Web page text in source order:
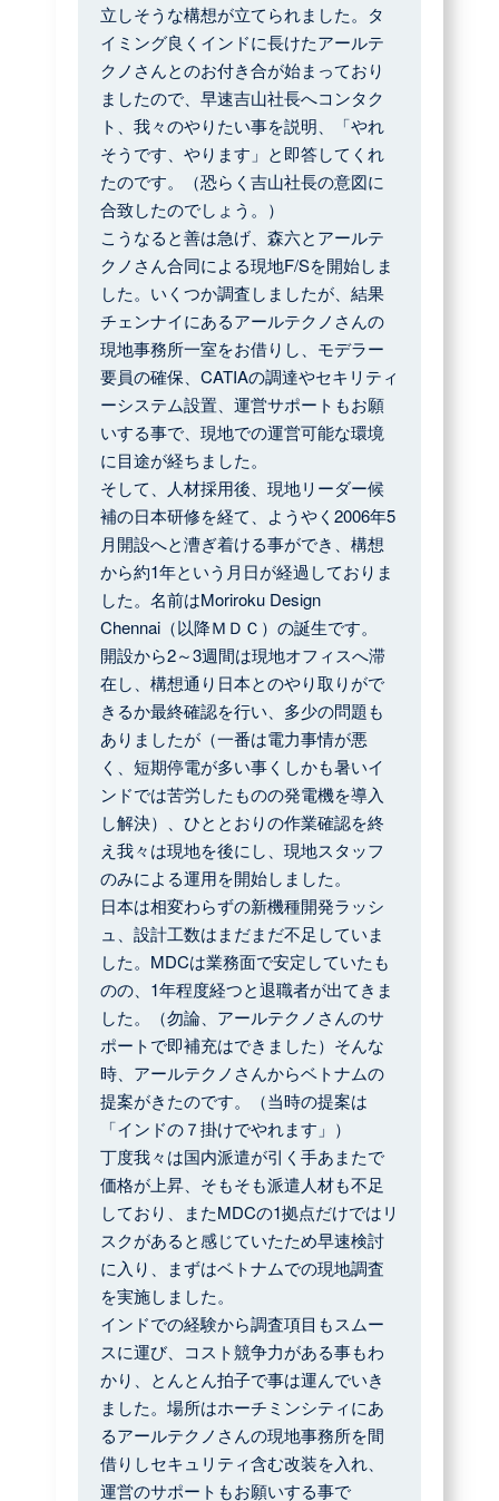
立しそうな構想が立てられました。タ
イミング良くインドに長けたアールテ
クノさんとのお付き合が始まっており
ましたので、早速吉山社長へコンタク
ト、我々のやりたい事を説明、「やれ
そうです、やります」と即答してくれ
たのです。（恐らく吉山社長の意図に
合致したのでしょう。）
こうなると善は急げ、森六とアールテ
クノさん合同による現地F/Sを開始しま
した。いくつか調査しましたが、結果
チェンナイにあるアールテクノさんの
現地事務所一室をお借りし、モデラー
要員の確保、CATIAの調達やセキリティ
ーシステム設置、運営サポートもお願
いする事で、現地での運営可能な環境
に目途が経ちました。
そして、人材採用後、現地リーダー候
補の日本研修を経て、ようやく2006年5
月開設へと漕ぎ着ける事ができ、構想
から約1年という月日が経過しておりま
した。名前はMoriroku Design
Chennai（以降ＭＤＣ）の誕生です。
開設から2～3週間は現地オフィスへ滞
在し、構想通り日本とのやり取りがで
きるか最終確認を行い、多少の問題も
ありましたが（一番は電力事情が悪
く、短期停電が多い事くしかも暑いイ
ンドでは苦労したものの発電機を導入
し解決）、ひととおりの作業確認を終
え我々は現地を後にし、現地スタッフ
のみによる運用を開始しました。
日本は相変わらずの新機種開発ラッシ
ュ、設計工数はまだまだ不足していま
した。MDCは業務面で安定していたも
のの、1年程度経つと退職者が出てきま
した。（勿論、アールテクノさんのサ
ポートで即補充はできました）そんな
時、アールテクノさんからベトナムの
提案がきたのです。（当時の提案は
「インドの７掛けでやれます」）
丁度我々は国内派遣が引く手あまたで
価格が上昇、そもそも派遣人材も不足
しており、またMDCの1拠点だけではリ
スクがあると感じていたため早速検討
に入り、まずはベトナムでの現地調査
を実施しました。
インドでの経験から調査項目もスムー
スに運び、コスト競争力がある事もわ
かり、とんとん拍子で事は運んでいき
ました。場所はホーチミンシティにあ
るアールテクノさんの現地事務所を間
借りしセキュリティ含む改装を入れ、
運営のサポートもお願いする事で